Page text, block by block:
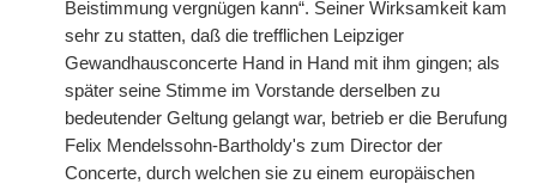
Beistimmung vergnügen kann“. Seiner Wirksamkeit kam
sehr zu statten, daß die trefflichen Leipziger
Gewandhausconcerte Hand in Hand mit ihm gingen; als
später seine Stimme im Vorstande derselben zu
bedeutender Geltung gelangt war, betrieb er die Berufung
Felix Mendelssohn-Bartholdy's zum Director der
Concerte, durch welchen sie zu einem europäischen